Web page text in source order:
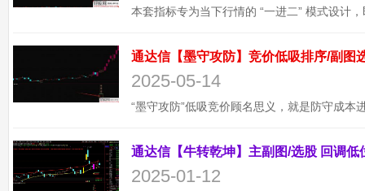
2025-05-14
2025-01-12